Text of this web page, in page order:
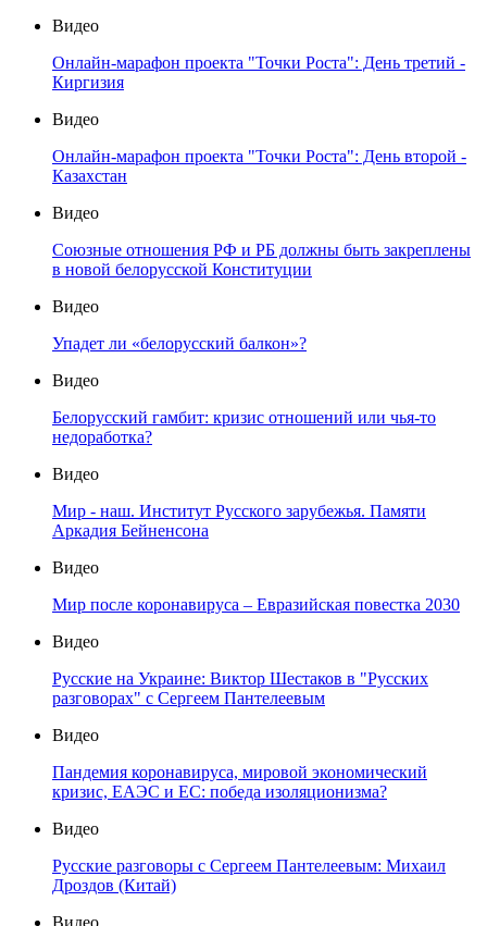
Видео
Онлайн-марафон проекта "Точки Роста": День третий -
Киргизия
Видео
Онлайн-марафон проекта "Точки Роста": День второй -
Казахстан
Видео
Союзные отношения РФ и РБ должны быть закреплены
в новой белорусской Конституции
Видео
Упадет ли «белорусский балкон»?
Видео
Белорусский гамбит: кризис отношений или чья-то
недоработка?
Видео
Мир - наш. Институт Русского зарубежья. Памяти
Аркадия Бейненсона
Видео
Мир после коронавируса – Евразийская повестка 2030
Видео
Русские на Украине: Виктор Шестаков в "Русских
разговорах" с Сергеем Пантелеевым
Видео
Пандемия коронавируса, мировой экономический
кризис, ЕАЭС и ЕС: победа изоляционизма?
Видео
Русские разговоры с Сергеем Пантелеевым: Михаил
Дроздов (Китай)